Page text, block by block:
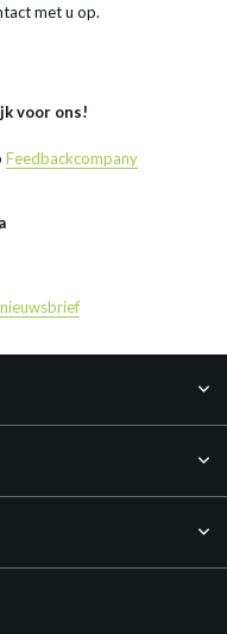
met u op.
voor ons!
Feedbackcompany